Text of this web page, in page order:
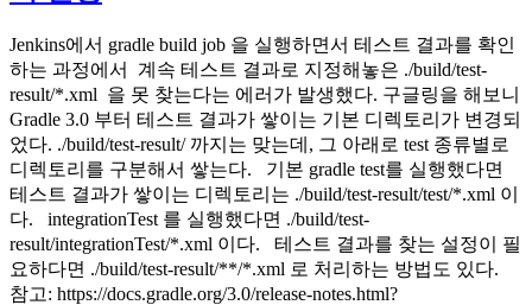
Jenkins에서 gradle build job 을 실행하면서 테스트 결과를 확인
하는 과정에서 계속 테스트 결과로 지정해놓은 ./build/test-
result/*.xml 을 못 찾는다는 에러가 발생했다. 구글링을 해보니
Gradle 3.0 부터 테스트 결과가 쌓이는 기본 디렉토리가 변경되
었다. ./build/test-result/ 까지는 맞는데, 그 아래로 test 종류별로
디렉토리를 구분해서 쌓는다. 기본 gradle test를 실행했다면
테스트 결과가 쌓이는 디렉토리는 ./build/test-result/test/*.xml 이
다. integrationTest 를 실행했다면 ./build/test-
result/integrationTest/*.xml 이다. 테스트 결과를 찾는 설정이 필
요하다면 ./build/test-result/**/*.xml 로 처리하는 방법도 있다.
참고: https://docs.gradle.org/3.0/release-notes.html?